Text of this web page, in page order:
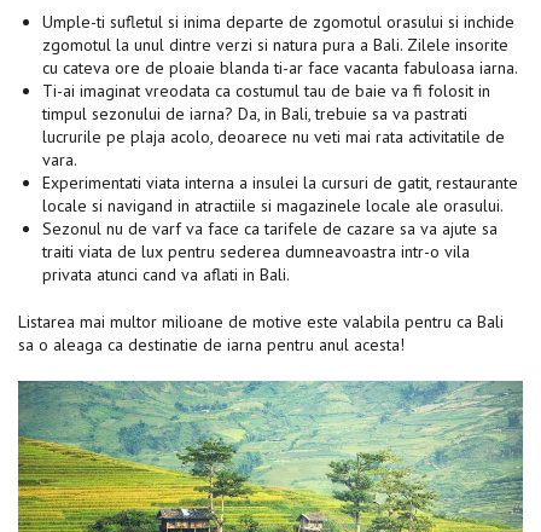
Umple-ti sufletul si inima departe de zgomotul orasului si inchide
zgomotul la unul dintre verzi si natura pura a Bali. Zilele insorite
cu cateva ore de ploaie blanda ti-ar face vacanta fabuloasa iarna.
Ti-ai imaginat vreodata ca costumul tau de baie va fi folosit in
timpul sezonului de iarna? Da, in Bali, trebuie sa va pastrati
lucrurile pe plaja acolo, deoarece nu veti mai rata activitatile de
vara.
Experimentati viata interna a insulei la cursuri de gatit, restaurante
locale si navigand in atractiile si magazinele locale ale orasului.
Sezonul nu de varf va face ca tarifele de cazare sa va ajute sa
traiti viata de lux pentru sederea dumneavoastra intr-o vila
privata atunci cand va aflati in Bali.
Listarea mai multor milioane de motive este valabila pentru ca Bali
sa o aleaga ca destinatie de iarna pentru anul acesta!